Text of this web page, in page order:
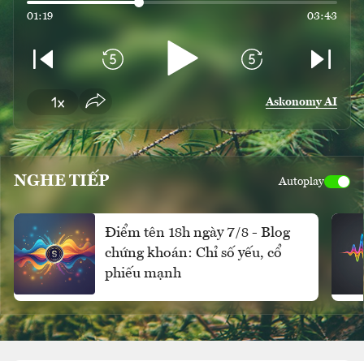
01:19 03:43
Askonomy AI
NGHE TIẾP Autoplay
Điểm tên 18h ngày 7/8 - Blog
chứng khoán: Chỉ số yếu, cổ
phiếu mạnh